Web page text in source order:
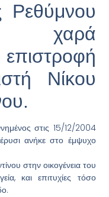
χαρά
Νίκου
στις 15/12/2004
ανήκε στο έμψυχο
στην οικογένεια του
και επιτυχίες τόσο